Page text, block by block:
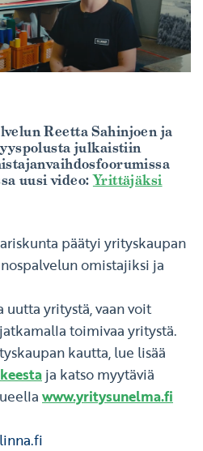
Reetta Sahinjoen ja
julkaistiin
uusi video:Yrittäjäksi
päätyi yrityskaupan
omistajiksi ja
uutta yritystä, vaan voit
toimivaa yritystä.
kautta, lue lisää
ja katso myytäviä
www.yritysunelma.fi